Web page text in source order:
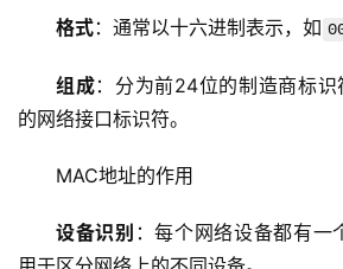
格式：通常以十六进制表示，如
组成：分为前24位的制造商标
的网络接口标识符。
MAC地址的作用
设备识别 ：每个网络设备都有一